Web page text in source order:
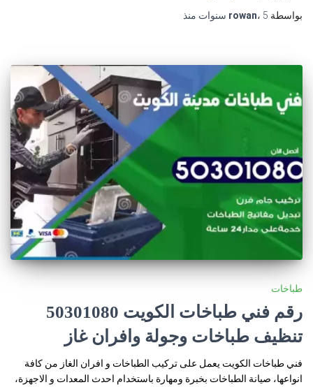
بواسطة
rowan، 5 سنوات منذ
طباخات
رقم فني طباخات الكويت 50301080
تنظيف طباخات وجولة وافران غاز
فني طباخات الكويت يعمل على تركيب الطباخات و افران الغاز من كافة
انواعها، صيانة الطباخات بخبرة ومهارة باستخدام احدث المعدات و الاجهزة،